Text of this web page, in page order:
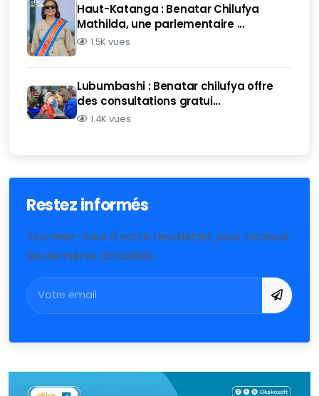
Haut-Katanga : Benatar Chilufya
Mathilda, une parlementaire ...
1.5K vues
Lubumbashi : Benatar chilufya offre
des consultations gratui...
1.4K vues
Restez informés
Abonnez-vous à notre newsletter pour recevoir
les dernières actualités.